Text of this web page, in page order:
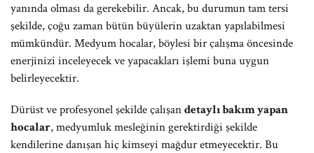
yanında olması da gerekebilir. Ancak, bu durumun tam tersi
şekilde, çoğu zaman bütün büyülerin uzaktan yapılabilmesi
mümkündür. Medyum hocalar, böylesi bir çalışma öncesinde
enerjinizi inceleyecek ve yapacakları işlemi buna uygun
belirleyecektir.
Dürüst ve profesyonel şekilde çalışandetaylı bakım yapan
hocalar, medyumluk mesleğinin gerektirdiği şekilde
kendilerine danışan hiç kimseyi mağdur etmeyecektir. Bu